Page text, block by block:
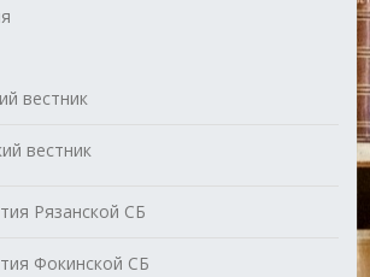
вестник
вестник
Рязанской СБ
Фокинской СБ